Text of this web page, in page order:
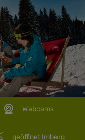
geöffnet Imberg
Webcams